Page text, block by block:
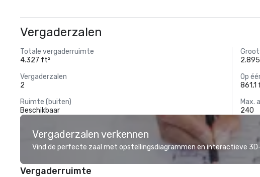
Vergaderzalen
Totale vergaderruimte
4.327 ft²
Vergaderzalen
2
Op
861,1
Ruimte (buiten)
Beschikbaar
Max.
240
Vergaderzalen verkennen
Vind de perfecte zaal met opstellingsdiagrammen en interactieve
Vergaderruimte